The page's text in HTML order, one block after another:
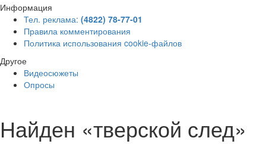
Информация
Тел. реклама: (4822) 78-77-01
Правила комментирования
Политика использования cookie-файлов
Другое
Видеосюжеты
Опросы
Найден «тверской след»